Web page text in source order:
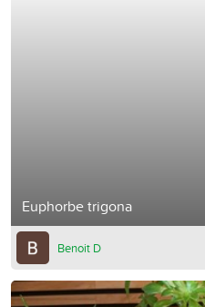
Euphorbe trigona
Benoit D